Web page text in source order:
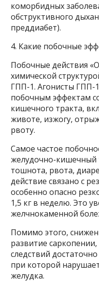
коморбидных
обструктивного
преддиабет).
4. Какие побочные
Побочные действия
химической
ГПП-1. Агонисты ГПП-
побочным эффектам
кишечного тракта,
животе, изжогу,
рвоту.
Самое частое
желудочно-кишечный
тошнота, рвота,
действие связано с
особенно опасно
1,5 кг в неделю. Это
желчнокаменной
Помимо этого,
развитие
следствий
при которой
желудка.